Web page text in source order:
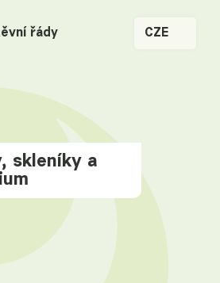
řády CZE
skleníky a